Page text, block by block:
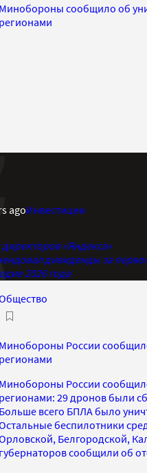
Минобороны сообщило об
регионами
agoИнвестиции
директоров «Яндекса»
дивиденды за
2026 года
Минобороны России
регионами
Минобороны России
регионами: 29 дронов были
Больше всего БПЛА было
беспилотники
Белгородской,
губернаторов сообщили об